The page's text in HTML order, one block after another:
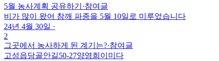
5월 농사계획 공유하기 ·참여글
비가 많이 왔어 참깨 파종을 5월 10일로 미루었습니다
24년 4월 30일 ·
2
그곳에서 농사하게 된 계기는?·참여글
고성읍당골안길50-27양영희이미다